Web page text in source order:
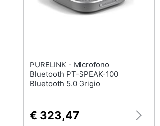
PURELINK - Microfono
Bluetooth PT-SPEAK-100
Bluetooth 5.0 Grigio
€ 323,47